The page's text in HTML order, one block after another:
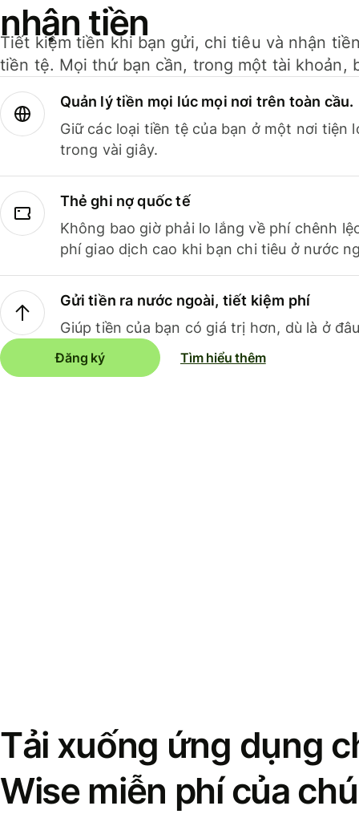
nhận tiền
Tiết kiệm tiền khi bạn gửi, chi tiêu và nhận
tiền tệ. Mọi thứ bạn cần, trong một tài khoản,
Quản lý tiền mọi lúc mọi nơi trên toàn cầu.
Giữ các loại tiền tệ của bạn ở một nơi tiện
trong vài giây.
Thẻ ghi nợ quốc tế
Không bao giờ phải lo lắng về phí chênh
phí giao dịch cao khi bạn chi tiêu ở nước
Gửi tiền ra nước ngoài, tiết kiệm phí
Giúp tiền của bạn có giá trị hơn, dù là ở
Đăng ký Tìm hiểu thêm
Tải xuống ứng dụng
Wise miễn phí của